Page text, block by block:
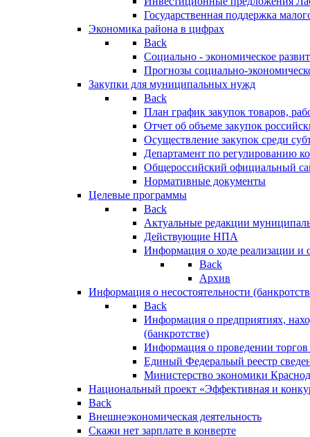
Государственная поддержка
Экономика района в цифрах
Back
Социально - экономическое
Прогнозы социально-
Закупки для муниципальных нужд
Back
План график закупок товаров,
Отчет об объеме закупок
Осуществление закупок среди
Департамент по регулированию
Общероссийский официальный
Нормативные документы
Целевые программы
Back
Актуальные редакции
Действующие НПА
Информация о ходе реализации
Back
Архив
Информация о несостоятельности
Back
Информация о предприятиях,
(банкротстве)
Информация о проведении
Единый Федеральый реестр
Министерство экономики
Национальный проект «Эффективная и
Back
Внешнеэкономическая деятельность
Скажи нет зарплате в конверте